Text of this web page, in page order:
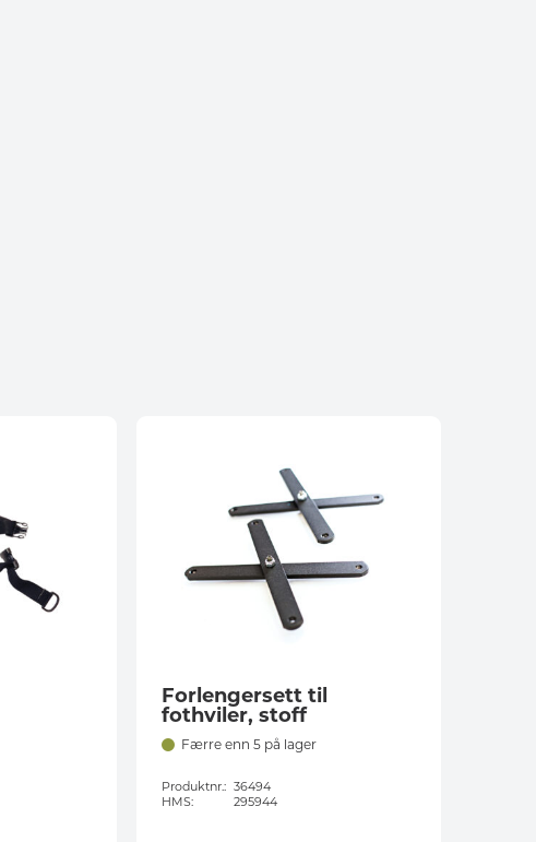
Forlengersett til
fothviler, stoff
Færre enn 5 på lager
Produktnr.: 36494
HMS:
295944